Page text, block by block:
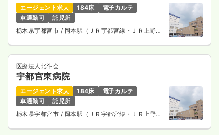
エージェント求人 184床
電子カルテ
車通勤可
託児所
栃木県宇都宮市 / 岡本駅（ＪＲ宇都宮線・ＪＲ上野東
医療法人北斗会
宇都宮東病院
エージェント求人 184床
電子カルテ
車通勤可
託児所
栃木県宇都宮市 / 岡本駅（ＪＲ宇都宮線・ＪＲ上野東